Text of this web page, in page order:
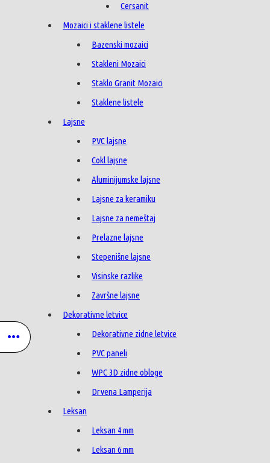
Cersanit
Mozaici i staklene listele
Bazenski mozaici
Stakleni Mozaici
Staklo Granit Mozaici
Staklene listele
Lajsne
PVC lajsne
Cokl lajsne
Aluminijumske lajsne
Lajsne za keramiku
Lajsne za nemeštaj
Prelazne lajsne
Stepenišne lajsne
Visinske razlike
Završne lajsne
Dekorativne letvice
Dekorativne zidne letvice
PVC paneli
WPC 3D zidne obloge
Drvena Lamperija
Leksan
Leksan 4 mm
Leksan 6 mm